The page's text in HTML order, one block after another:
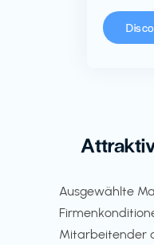
Ausgewählte
Mitarbeitender